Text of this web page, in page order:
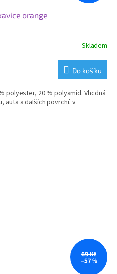
orange
Skladem
Do košíku
polyester, 20 % polyamid. Vhodná
auta a dalších povrchů v
69 Kč
–57 %